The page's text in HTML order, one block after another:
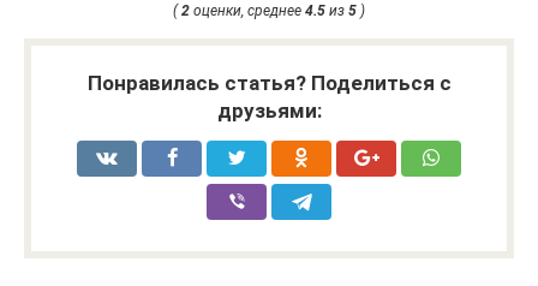
( 2 оценки, среднее 4.5 из 5 )
Понравилась статья? Поделиться с
друзьями: